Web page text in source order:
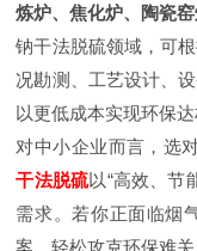
炼炉、焦化炉、陶瓷窑
钠干法脱硫领域，可
况勘测、工艺设计、
以更低成本实现环保达
对中小企业而言，选
干法脱硫以“高效、节
需求。若你正面临烟
案，轻松攻克环保难